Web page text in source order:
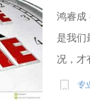
鸿睿成
是我们
况，才
专